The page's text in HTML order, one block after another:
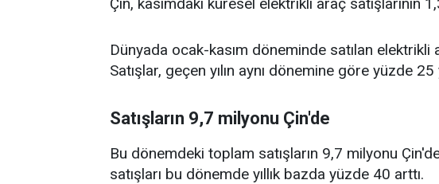
Dünyada ocak-kasım döneminde satılan elektrikli
Satışlar, geçen yılın aynı dönemine göre yüzde
Satışların 9,7 milyonu Çin'de
Bu dönemdeki toplam satışların 9,7 milyonu
satışları bu dönemde yıllık bazda yüzde 40 arttı.